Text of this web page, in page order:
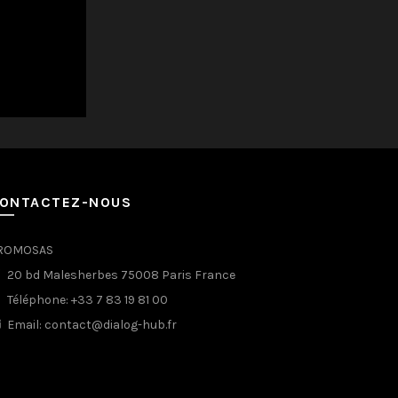
NOUS
20 bd Malesherbes 75008 Paris France
Téléphone: +33 7 83 19 81 00
Email: contact@dialog-hub.fr